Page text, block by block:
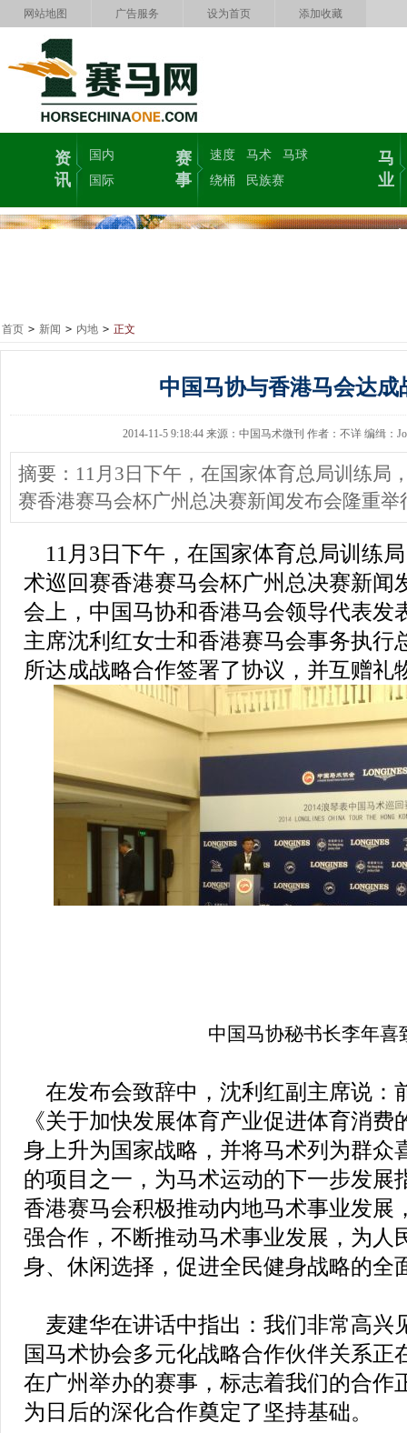
网站地图 广告服务 设为首页 添加收藏
资
讯
国内
国际
赛
事
速度 马术
马球
绕桶
民族赛
马
业
首页 > 新闻 > 内地 > 正文
中国马协与香港马会达成
2014-11-5 9:18:44 来源：中国马术微刊 作者：不详 编缉：
摘要：11月3日下午，在国家体育总局训练局
赛香港赛马会杯广州总决赛新闻发布会隆重举
11月3日下午，在国家体育总局训练
术巡回赛香港赛马会杯广州总决赛新闻
会上，中国马协和香港马会领导代表发
主席沈利红女士和香港赛马会事务执行
所达成战略合作签署了协议，并互赠礼
中国马协秘书长李年喜
在发布会致辞中，沈利红副主席说：
《关于加快发展体育产业促进体育消
身上升为国家战略，并将马术列为群众
的项目之一，为马术运动的下一步发展
香港赛马会积极推动内地马术事业发展
强合作，不断推动马术事业发展，为人
身、休闲选择，促进全民健身战略的全
麦建华在讲话中指出：我们非常高兴
国马术协会多元化战略合作伙伴关系正
在广州举办的赛事，标志着我们的合作
为日后的深化合作奠定了坚持基础。